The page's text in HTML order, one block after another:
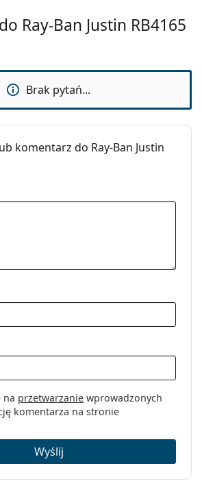
Ray-Ban Justin RB4165
Brak pytań...
komentarz do Ray-Ban Justin
na przetwarzanie wprowadzonych
komentarza na stronie
Wyślij